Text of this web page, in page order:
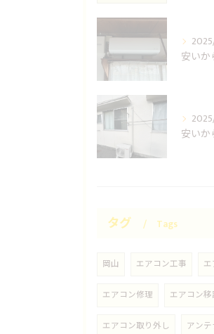
タグ Tags
岡山 エアコン工事
エアコン修理 エアコン
エアコン取り外し アン